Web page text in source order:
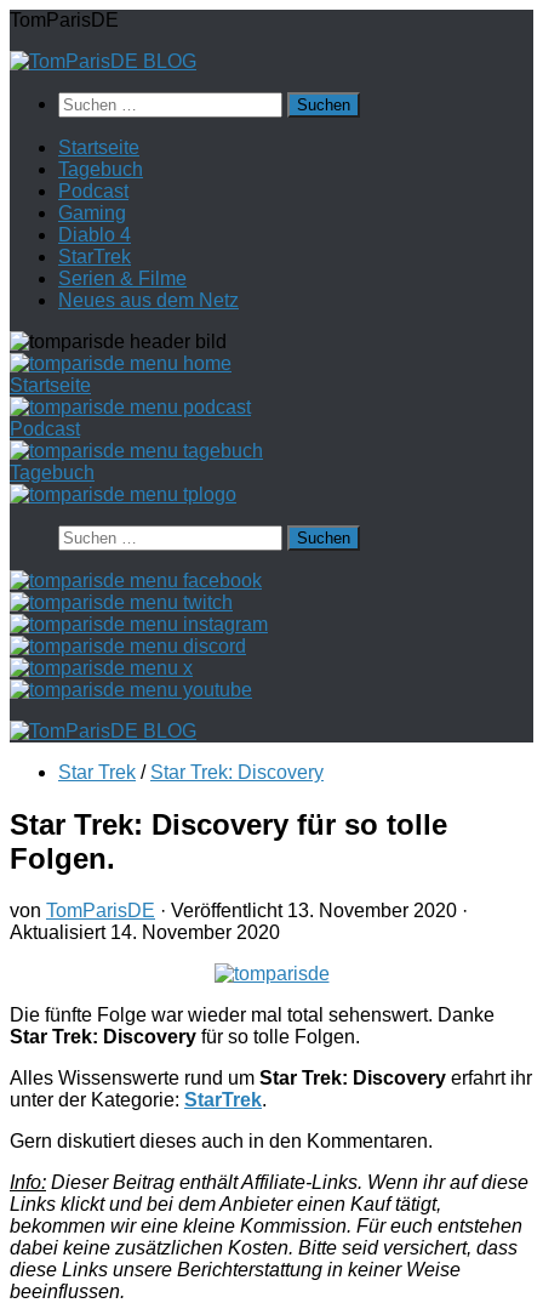
Zum
springen
TomParisDE
Suchen
nach:
Startseite
Tagebuch
Podcast
Gaming
Diablo 4
StarTrek
Serien & Filme
Neues aus dem Netz
Startseite
Podcast
Tagebuch
Suchen
nach:
Star Trek / Star Trek: Discovery
Star Trek: Discovery für so tolle
Folgen.
von TomParisDE · Veröffentlicht 13. November 2020 ·
Aktualisiert 14. November 2020
Die fünfte Folge war wieder mal total sehenswert. Danke
Star Trek: Discovery für so tolle Folgen.
Alles Wissenswerte rund um Star Trek: Discovery erfahrt ihr
unter der Kategorie: StarTrek.
Gern diskutiert dieses auch in den Kommentaren.
Info: Dieser Beitrag enthält Affiliate-Links. Wenn ihr auf diese
Links klickt und bei dem Anbieter einen Kauf tätigt,
bekommen wir eine kleine Kommission. Für euch entstehen
dabei keine zusätzlichen Kosten. Bitte seid versichert, dass
diese Links unsere Berichterstattung in keiner Weise
beeinflussen.